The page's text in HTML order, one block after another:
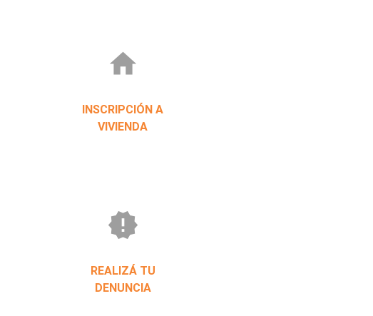
home
INSCRIPCIÓN A
VIVIENDA
new_releases
REALIZÁ TU
DENUNCIA